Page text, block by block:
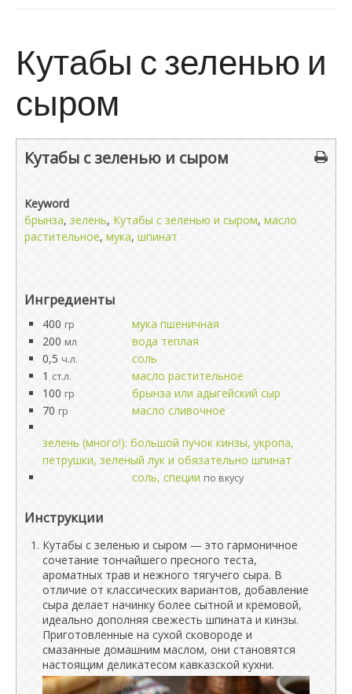
Кутабы с зеленью и
сыром
Кутабы с зеленью и сыром
Keyword
брынза, зелень, Кутабы с зеленью и сыром, масло
растительное, мука, шпинат
Ингредиенты
400 гр
мука пшеничная
200 мл
вода теплая
0,5 ч.л.
соль
1 ст.л.
масло растительное
100 гр
брынза или адыгейский сыр
70 гр масло сливочное
зелень (много!): большой пучок кинзы, укропа,
петрушки, зеленый лук и обязательно шпинат
соль, специи по вкусу
Инструкции
Кутабы с зеленью и сыром — это гармоничное
сочетание тончайшего пресного теста,
ароматных трав и нежного тягучего сыра. В
отличие от классических вариантов, добавление
сыра делает начинку более сытной и кремовой,
идеально дополняя свежесть шпината и кинзы.
Приготовленные на сухой сковороде и
смазанные домашним маслом, они становятся
настоящим деликатесом кавказской кухни.